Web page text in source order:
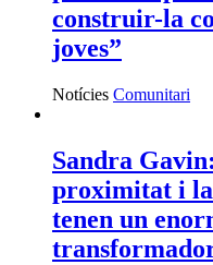
construir-la
joves”
Notícies Comunitari
Sandra
proximitat i
tenen un